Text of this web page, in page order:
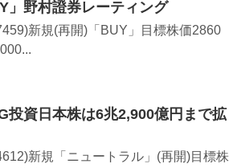
」野村證券レーティング
新規(再開)「BUY」目標株価2860
投資日本株は6兆2,900億円まで拡
新規「ニュートラル」(再開)目標株